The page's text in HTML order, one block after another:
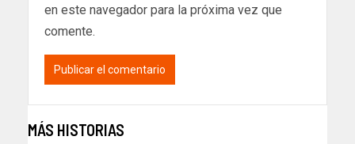
en este navegador para la próxima vez que
comente.
MÁS HISTORIAS